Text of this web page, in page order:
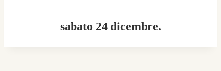
sabato 24 dicembre.